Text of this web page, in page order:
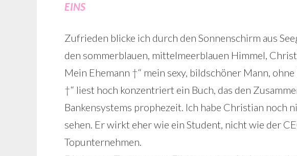
EINS
Zufrieden blicke ich durch den Sonnenschirm aus
den sommerblauen, mittelmeerblauen Himmel,
Mein Ehemann †“ mein sexy, bildschöner Mann,
†“ liest hoch konzentriert ein Buch, das den
Bankensystems prophezeit. Ich habe Christian noch
sehen. Er wirkt eher wie ein Student, nicht wie der
Topunternehmen.